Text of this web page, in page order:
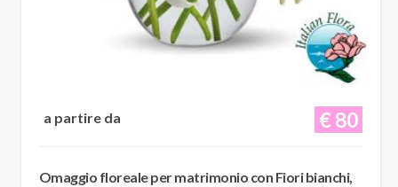
€ 80
a partire da
Omaggio floreale per matrimonio con Fiori bianchi,